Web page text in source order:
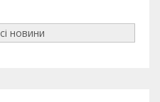
новини